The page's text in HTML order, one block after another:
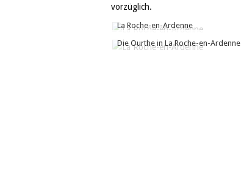
vorzüglich.
La Roche-en-Ardenne
Die Ourthe in La Roche-en-Ardenne